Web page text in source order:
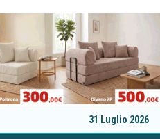
31 Luglio 2026